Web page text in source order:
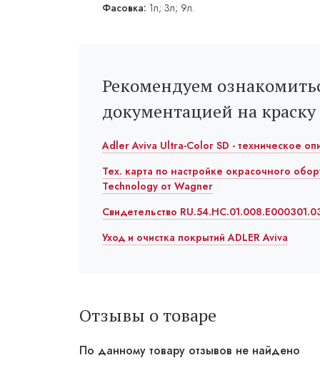
Фасовка: 1л; 3л; 9л.
Рекомендуем
документацией на
Adler Aviva Ultra-Color SD - техническое
Тех. карта по настройке окрасочного
Technology от Wagner
Свидетельство
Уход и очистка покрытий ADLER Aviva
Отзывы о товаре
По данному товару отзывов не найдено